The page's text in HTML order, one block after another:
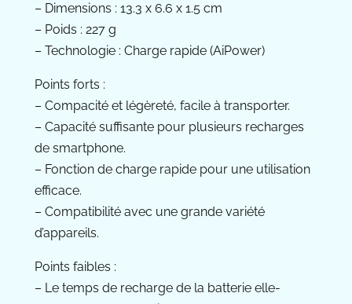
– Dimensions : 13.3 x 6.6 x 1.5 cm
– Poids : 227 g
– Technologie : Charge rapide (AiPower)
Points forts :
– Compacité et légèreté, facile à transporter.
– Capacité suffisante pour plusieurs recharges
de smartphone.
– Fonction de charge rapide pour une utilisation
efficace.
– Compatibilité avec une grande variété
d’appareils.
Points faibles :
– Le temps de recharge de la batterie elle-